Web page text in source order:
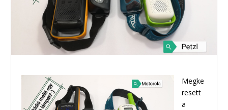
Megke
resett
a